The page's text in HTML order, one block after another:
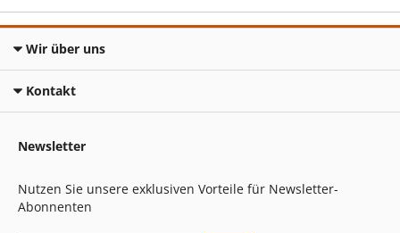
Wir über uns
Kontakt
Newsletter
Nutzen Sie unsere exklusiven Vorteile für Newsletter-
Abonnenten